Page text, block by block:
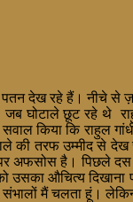
देख रहे हैं। नीचे
घोटाले छूट रहे थे
कि राहुल
तरफ उम्मीद से
पर अफसोस है।
उसका औचित्य
मैं चलता हूं।